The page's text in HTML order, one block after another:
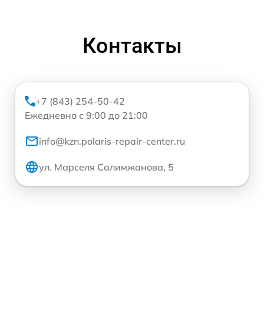
Контакты
+7 (843) 254-50-42
Ежедневно с 9:00 до 21:00
info@kzn.polaris-repair-center.ru
ул. Марселя Салимжанова, 5